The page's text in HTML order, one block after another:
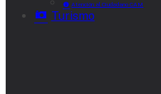
Atención al Ciudadano CAM
Turismo